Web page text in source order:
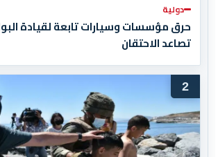
دولية
حرق مؤسسات وسيارات تابعة لقيادة
تصاعد الاحتقان
2